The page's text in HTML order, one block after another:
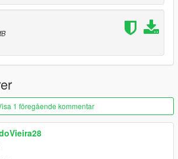
1 föregående kommentar